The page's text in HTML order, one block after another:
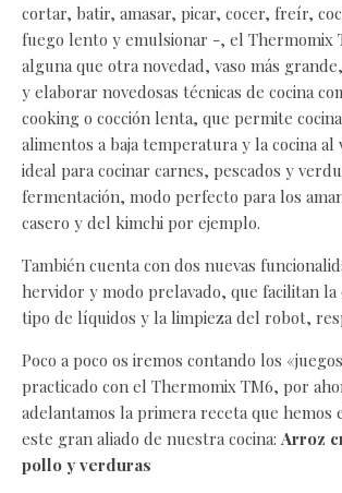
cortar, batir, amasar, picar, cocer, freír,
fuego lento y emulsionar -, el Thermomix
alguna que otra novedad, vaso más
y elaborar novedosas técnicas de cocina
cooking o cocción lenta, que permite
alimentos a baja temperatura y la cocina al
ideal para cocinar carnes, pescados y
fermentación, modo perfecto para los
casero y del kimchi por ejemplo.
También cuenta con dos nuevas
hervidor y modo prelavado, que facilitan la
tipo de líquidos y la limpieza del robot,
Poco a poco os iremos contando los
practicado con el Thermomix TM6, por
adelantamos la primera receta que hemos
este gran aliado de nuestra cocina: Arroz
pollo y verduras